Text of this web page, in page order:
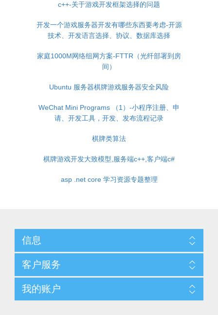
c++-关于游戏开发框架选择的问题
开发一个游戏服务器开发有哪些东西要考虑-开源
技术、开发语言选择、协议、数据库选择
家庭1000M网络组网方案-FTTR（光纤部署到房
间）
Ubuntu 服务器棋牌游戏服务器安全风险
WeChat Mini Programs （1）-小程序注册、申
请、开发工具，开发、发布流程记录
棋牌类算法
棋牌游戏开发大致模型,服务端c++,客户端c#
asp .net core 学习资源专题整理
信息
客户服务
我的账户